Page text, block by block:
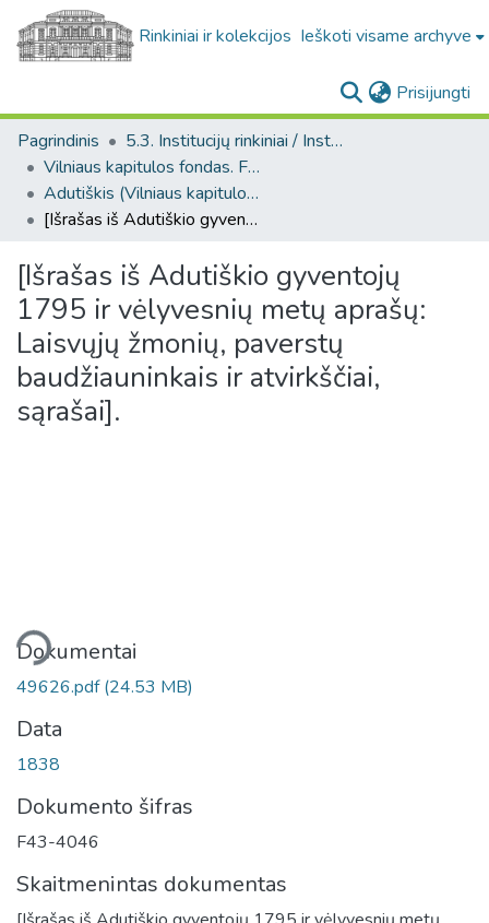
Rinkiniai ir kolekcijos Ieškoti visame archyve
Prisijungti
Pagrindinis
5.3. Institucijų rinkiniai / Institutional collections
Vilniaus kapitulos fondas. F43
Adutiškis (Vilniaus kapitulos fondas. F43. Bažnytinės valdos)
[Išrašas iš Adutiškio gyventojų 1795 ir vėlyvesnių metų aprašų: Laisvųjų žmonių, paverstų baudžiauninkais ir atvirkščiai, sąrašai].
[Išrašas iš Adutiškio gyventojų
1795 ir vėlyvesnių metų aprašų:
Laisvųjų žmonių, paverstų
baudžiauninkais ir atvirkščiai,
sąrašai].
Dokumentai
49626.pdf(24.53 MB)
Data
1838
Dokumento šifras
F43-4046
Skaitmenintas dokumentas